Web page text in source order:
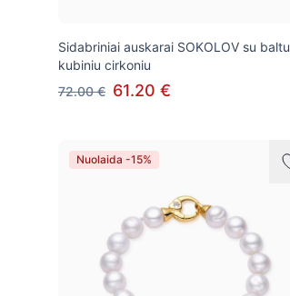
Sidabriniai auskarai SOKOLOV su baltu
kubiniu cirkoniu
72.00 € 61.20 €
Nuolaida -15%